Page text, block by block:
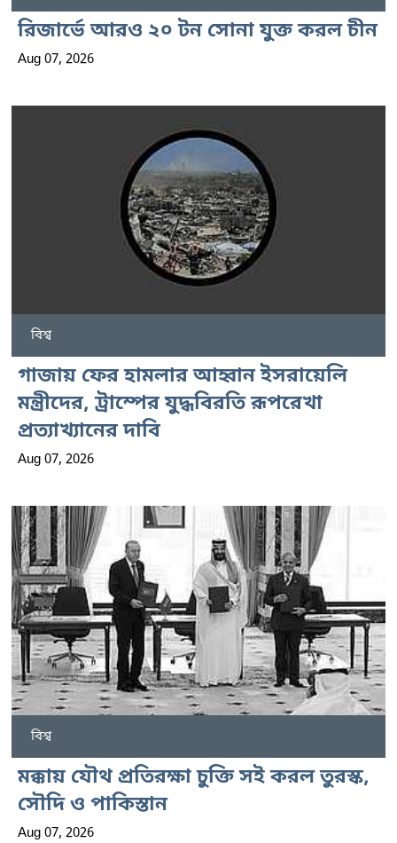
রিজার্ভে আরও ২০ টন সোনা যুক্ত করল চীন
Aug 07, 2026
বিশ্ব
গাজায় ফের হামলার আহ্বান ইসরায়েলি
মন্ত্রীদের, ট্রাম্পের যুদ্ধবিরতি রূপরেখা
প্রত্যাখ্যানের দাবি
Aug 07, 2026
বিশ্ব
মক্কায় যৌথ প্রতিরক্ষা চুক্তি সই করল তুরস্ক,
সৌদি ও পাকিস্তান
Aug 07, 2026